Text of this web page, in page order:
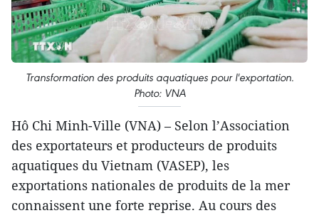
Transformation des produits aquatiques pour l'exportation.
Photo: VNA
Hô Chi Minh-Ville (VNA) – Selon l’Association
des exportateurs et producteurs de produits
aquatiques du Vietnam (VASEP), les
exportations nationales de produits de la mer
connaissent une forte reprise. Au cours des